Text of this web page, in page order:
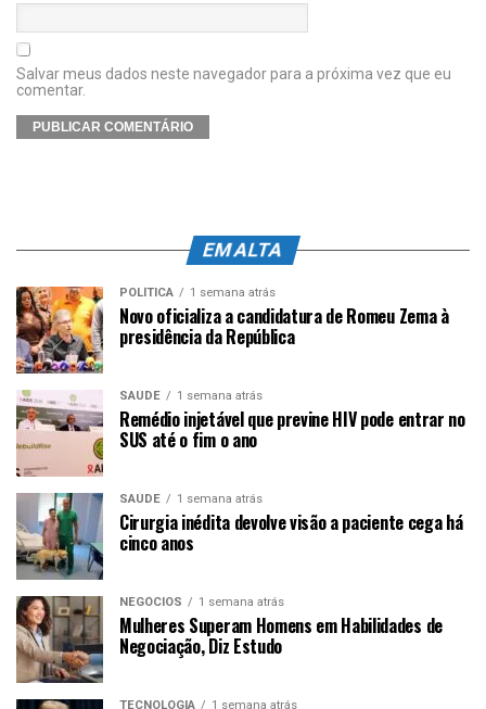
Salvar meus dados neste navegador para a próxima vez que eu
comentar.
EM ALTA
POLÍTICA 1 semana atrás
Novo oficializa a candidatura de Romeu Zema à
presidência da República
SAÚDE 1 semana atrás
Remédio injetável que previne HIV pode entrar no
SUS até o fim o ano
SAÚDE 1 semana atrás
Cirurgia inédita devolve visão a paciente cega há
cinco anos
NEGÓCIOS 1 semana atrás
Mulheres Superam Homens em Habilidades de
Negociação, Diz Estudo
TECNOLOGIA 1 semana atrás